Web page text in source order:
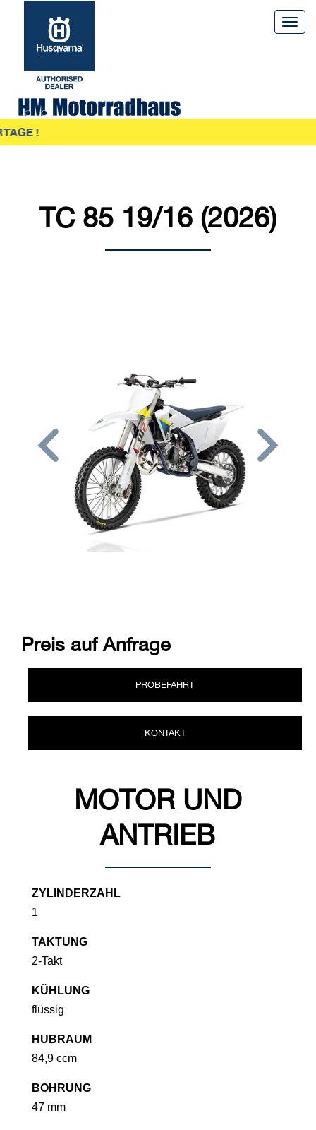
!
TC 85 19/16 (2026)
Preis auf Anfrage
PROBEFAHRT
KONTAKT
MOTOR UND
ANTRIEB
ZYLINDERZAHL
1
TAKTUNG
2-Takt
KÜHLUNG
flüssig
HUBRAUM
84,9 ccm
BOHRUNG
47 mm